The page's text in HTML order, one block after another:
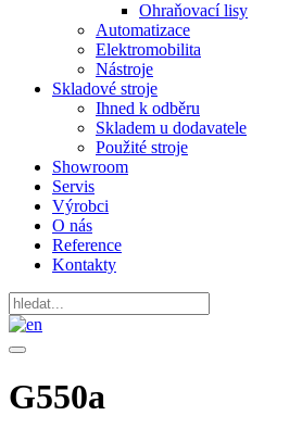
Ohraňovací lisy
Automatizace
Elektromobilita
Nástroje
Skladové stroje
Ihned k odběru
Skladem u dodavatele
Použité stroje
Showroom
Servis
Výrobci
O nás
Reference
Kontakty
G550a